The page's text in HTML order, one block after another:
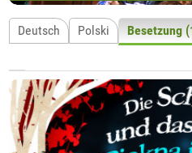
Deutsch Polski Besetzung